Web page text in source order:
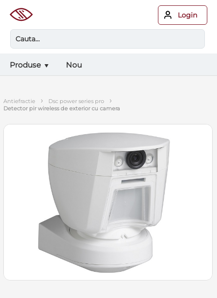
Login
Produse Nou
antiefractie › dsc power series pro ›
detector pir wireless de exterior cu camera